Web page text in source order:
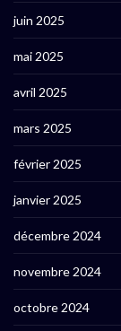
juin 2025
mai 2025
avril 2025
mars 2025
février 2025
janvier 2025
décembre 2024
novembre 2024
octobre 2024